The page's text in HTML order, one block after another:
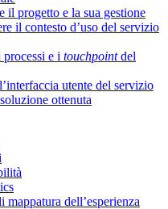
il progetto e la sua gestione
il contesto d’uso del servizio
e i touchpointdel
utente del servizio
ottenuta
mappatura dell’esperienza